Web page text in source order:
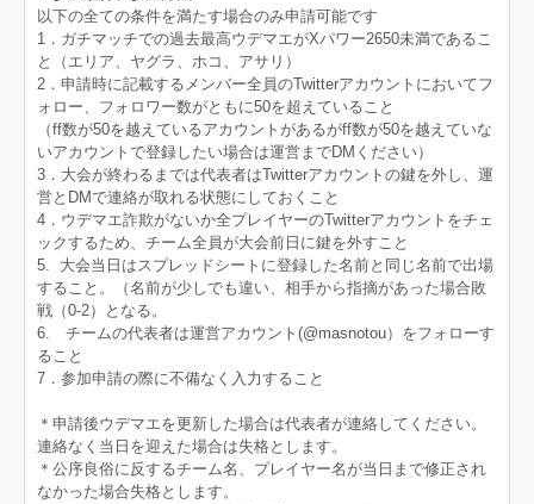
以下の全ての条件を満たす場合のみ申請可能です
1．ガチマッチでの過去最高ウデマエがXパワー2650未満であるこ
と（エリア、ヤグラ、ホコ、アサリ）
2．申請時に記載するメンバー全員のTwitterアカウントにおいてフ
ォロー、フォロワー数がともに50を超えていること
（ff数が50を越えているアカウントがあるがff数が50を越えていな
いアカウントで登録したい場合は運営までDMください）
3．大会が終わるまでは代表者はTwitterアカウントの鍵を外し、運
営とDMで連絡が取れる状態にしておくこと
4．ウデマエ詐欺がないか全プレイヤーのTwitterアカウントをチェ
ックするため、チーム全員が大会前日に鍵を外すこと
5. 大会当日はスプレッドシートに登録した名前と同じ名前で出場
すること。（名前が少しでも違い、相手から指摘があった場合敗
戦（0-2）となる。
6. チームの代表者は運営アカウント(@masnotou）をフォローす
ること
7．参加申請の際に不備なく入力すること
＊申請後ウデマエを更新した場合は代表者が連絡してください。
連絡なく当日を迎えた場合は失格とします。
＊公序良俗に反するチーム名、プレイヤー名が当日まで修正され
なかった場合失格とします。